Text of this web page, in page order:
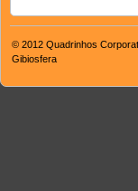
© 2012 Quadrinhos
Gibiosfera